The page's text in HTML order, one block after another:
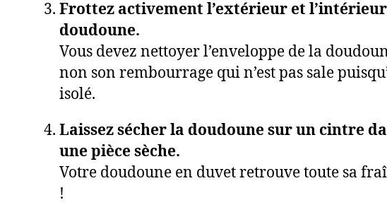
Frottez activement l’extérieur et
doudoune.
Vous devez nettoyer l’enveloppe de la
non son rembourrage qui n’est pas sale
isolé.
Laissez sécher la doudoune sur un cintre
une pièce sèche.
Votre doudoune en duvet retrouve toute sa
!